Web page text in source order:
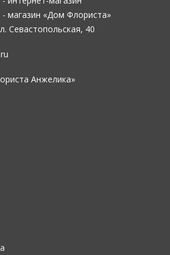
- магазин «Дом Флориста»
Севастопольская, 40
Анжелика»